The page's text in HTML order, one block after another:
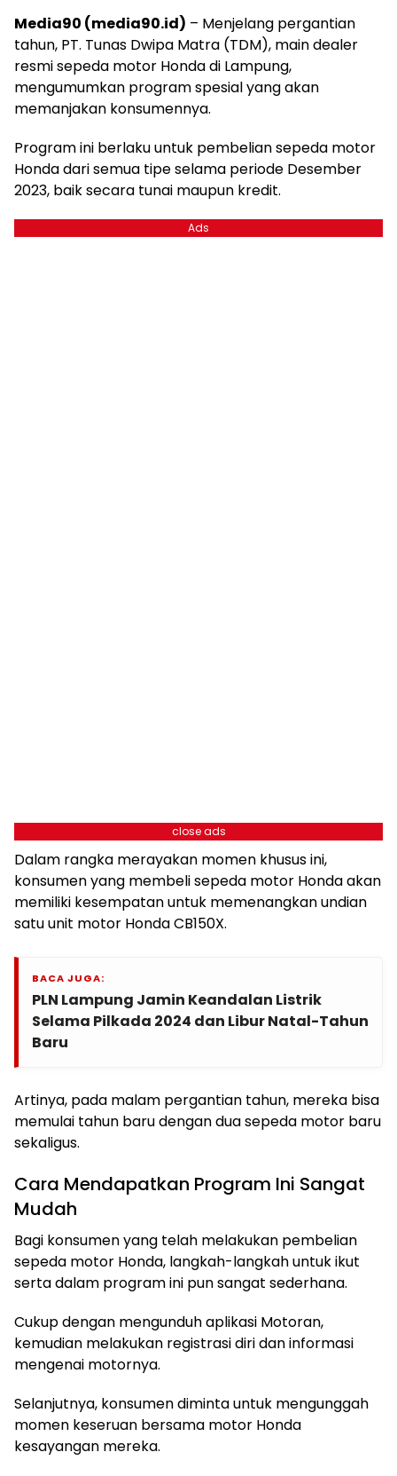
Media90 (media90.id) – Menjelang pergantian
tahun, PT. Tunas Dwipa Matra (TDM), main dealer
resmi sepeda motor Honda di Lampung,
mengumumkan program spesial yang akan
memanjakan konsumennya.
Program ini berlaku untuk pembelian sepeda motor
Honda dari semua tipe selama periode Desember
2023, baik secara tunai maupun kredit.
Ads
close ads
Dalam rangka merayakan momen khusus ini,
konsumen yang membeli sepeda motor Honda akan
memiliki kesempatan untuk memenangkan undian
satu unit motor Honda CB150X.
BACA JUGA:
PLN Lampung Jamin Keandalan Listrik
Selama Pilkada 2024 dan Libur Natal-Tahun
Baru
Artinya, pada malam pergantian tahun, mereka bisa
memulai tahun baru dengan dua sepeda motor baru
sekaligus.
Cara Mendapatkan Program Ini Sangat
Mudah
Bagi konsumen yang telah melakukan pembelian
sepeda motor Honda, langkah-langkah untuk ikut
serta dalam program ini pun sangat sederhana.
Cukup dengan mengunduh aplikasi Motoran,
kemudian melakukan registrasi diri dan informasi
mengenai motornya.
Selanjutnya, konsumen diminta untuk mengunggah
momen keseruan bersama motor Honda
kesayangan mereka.